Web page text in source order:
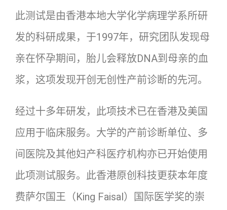
此测试是由香港本地大学化学病理学系所研
发的科研成果，于1997年，研究团队发现母
亲在怀孕期间，胎儿会释放DNA到母亲的血
浆，这项发现开创无创性产前诊断的先河。
经过十多年研发，此项技术已在香港及美国
应用于临床服务。大学的产前诊断单位、多
间医院及其他妇产科医疗机构亦已开始使用
此项测试服务。此香港原创科技更获本年度
费萨尔国王（King Faisal）国际医学奖的崇